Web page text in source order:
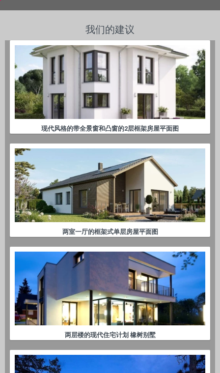
我们的建议
现代风格的带全景窗和凸窗的2层框架房屋平面图
两室一厅的框架式单层房屋平面图
两层楼的现代住宅计划 橡树别墅